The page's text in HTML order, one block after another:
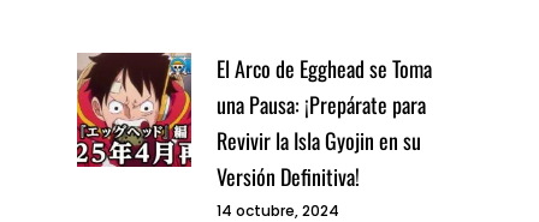
El Arco de Egghead se Toma
una Pausa: ¡Prepárate para
Revivir la Isla Gyojin en su
Versión Definitiva!
14 octubre, 2024